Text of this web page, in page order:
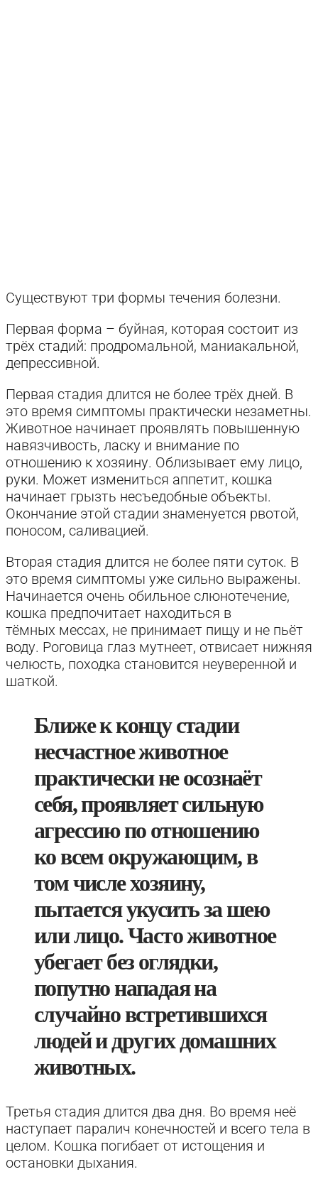
Существуют три формы течения болезни.
Первая форма – буйная, которая состоит из
трёх стадий: продромальной, маниакальной,
депрессивной.
Первая стадия длится не более трёх дней. В
это время симптомы практически незаметны.
Животное начинает проявлять повышенную
навязчивость, ласку и внимание по
отношению к хозяину. Облизывает ему лицо,
руки. Может измениться аппетит, кошка
начинает грызть несъедобные объекты.
Окончание этой стадии знаменуется рвотой,
поносом, саливацией.
Вторая стадия длится не более пяти суток. В
это время симптомы уже сильно выражены.
Начинается очень обильное слюнотечение,
кошка предпочитает находиться в
тёмных мессах, не принимает пищу и не пьёт
воду. Роговица глаз мутнеет, отвисает нижняя
челюсть, походка становится неуверенной и
шаткой.
Ближе к концу стадии
несчастное животное
практически не осознаёт
себя, проявляет сильную
агрессию по отношению
ко всем окружающим, в
том числе хозяину,
пытается укусить за шею
или лицо. Часто животное
убегает без оглядки,
попутно нападая на
случайно встретившихся
людей и других домашних
животных.
Третья стадия длится два дня. Во время неё
наступает паралич конечностей и всего тела в
целом. Кошка погибает от истощения и
остановки дыхания.